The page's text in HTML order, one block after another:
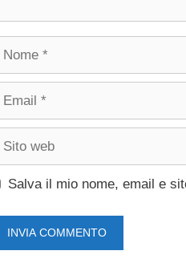
Salva il mio nome, email e